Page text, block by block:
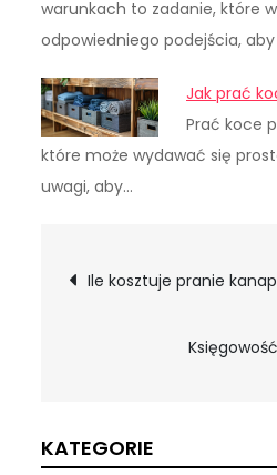
warunkach to zadanie, które
odpowiedniego podejścia,
Jak prać
Prać koce
które może wydawać się
uwagi, aby…
wpisu
Ile kosztuje pranie
KATEGORIE